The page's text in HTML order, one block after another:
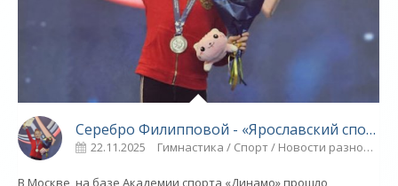
Серебро Филипповой - «Ярославский спорт»
22.11.2025 Гимнастика / Спорт / Новости разное / Плавание / Видео новости
В Москве, на базе Академии спорта «Динамо» прошло